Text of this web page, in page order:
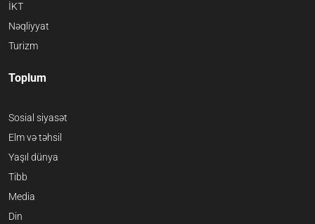
İKT
Nəqliyyat
Turizm
Toplum
Sosial siyasət
Elm və təhsil
Yaşıl dünya
Tibb
Media
Din